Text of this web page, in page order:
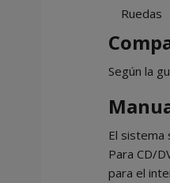
Ruedas
Según la
El sistema
Para CD/
para el